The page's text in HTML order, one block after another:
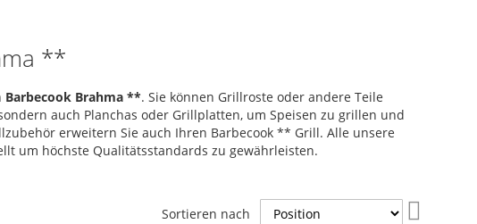
**
Barbecook Brahma **. Sie können Grillroste oder andere Teile
auch Planchas oder Grillplatten, um Speisen zu grillen und
erweitern Sie auch Ihren Barbecook ** Grill. Alle unsere
um höchste Qualitätsstandards zu gewährleisten.
Sortieren nach